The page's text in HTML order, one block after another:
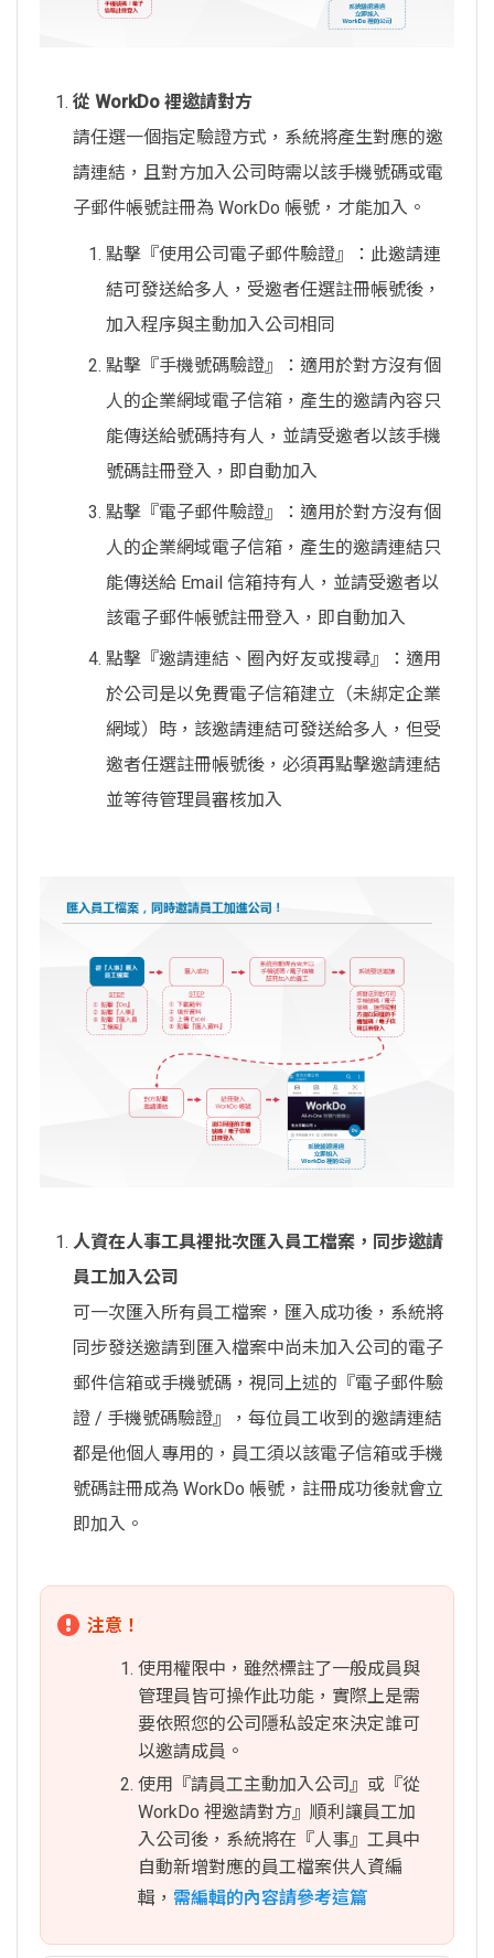
從 WorkDo 裡邀請對方
請任選一個指定驗證方式，系統將產生對應的邀
請連結，且對方加入公司時需以該手機號碼或電
子郵件帳號註冊為 WorkDo 帳號，才能加入。
點擊『使用公司電子郵件驗證』：此邀請連
結可發送給多人，受邀者任選註冊帳號後，
加入程序與主動加入公司相同
點擊『手機號碼驗證』：適用於對方沒有個
人的企業網域電子信箱，產生的邀請內容只
能傳送給號碼持有人，並請受邀者以該手機
號碼註冊登入，即自動加入
點擊『電子郵件驗證』：適用於對方沒有個
人的企業網域電子信箱，產生的邀請連結只
能傳送給 Email 信箱持有人，並請受邀者以
該電子郵件帳號註冊登入，即自動加入
點擊『邀請連結、圈內好友或搜尋』：適用
於公司是以免費電子信箱建立（未綁定企業
網域）時，該邀請連結可發送給多人，但受
邀者任選註冊帳號後，必須再點擊邀請連結
並等待管理員審核加入
人資在人事工具裡批次匯入員工檔案，同步邀請
員工加入公司
可一次匯入所有員工檔案，匯入成功後，系統將
同步發送邀請到匯入檔案中尚未加入公司的電子
郵件信箱或手機號碼，視同上述的『電子郵件驗
證 / 手機號碼驗證』，每位員工收到的邀請連結
都是他個人專用的，員工須以該電子信箱或手機
號碼註冊成為 WorkDo 帳號，註冊成功後就會立
即加入。
注意！
使用權限中，雖然標註了一般成員與
管理員皆可操作此功能，實際上是需
要依照您的公司隱私設定來決定誰可
以邀請成員。
使用『請員工主動加入公司』或『從
WorkDo 裡邀請對方』順利讓員工加
入公司後，系統將在『人事』工具中
自動新增對應的員工檔案供人資編
輯， 需編輯的內容請參考這篇